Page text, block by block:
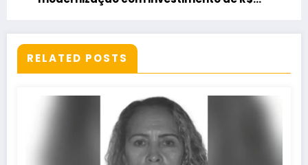
RELATED POSTS